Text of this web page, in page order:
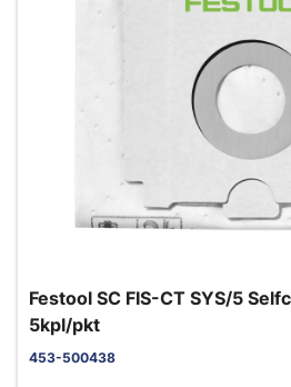
Festool SC FIS-CT SYS/5
5kpl/pkt
453-500438